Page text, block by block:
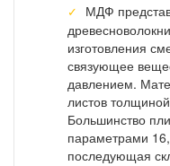
МДФ
изготовления
связующее
давлением.
листов
Большинство
параметрами
последующая